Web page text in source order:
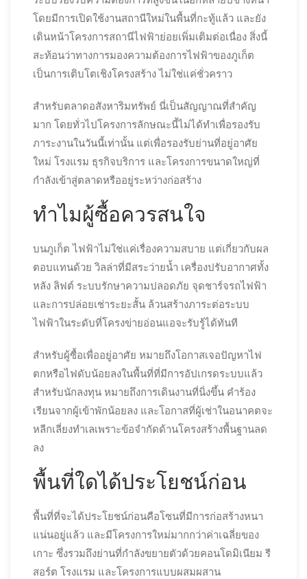
โดยมีการเปิดใช้งานสถานีใหม่ในพื้นที่กะทู้แล้ว และยัง
เดินหน้าโครงการสถานีไฟฟ้าย่อยเพิ่มเติมต่อเนื่อง สิ่งนี้
สะท้อนว่าทางการมองความต้องการไฟฟ้าของภูเก็ต
เป็นการเติบโตเชิงโครงสร้าง ไม่ใช่แค่ชั่วคราว
สำหรับตลาดอสังหาริมทรัพย์ นี่เป็นสัญญาณที่สำคัญ
มาก โดยทั่วไปโครงการลักษณะนี้ไม่ได้ทำเพื่อรองรับ
ภาระงานในวันนี้เท่านั้น แต่เพื่อรองรับย่านที่อยู่อาศัย
ใหม่ โรงแรม ธุรกิจบริการ และโครงการขนาดใหญ่ที่
กำลังเข้าสู่ตลาดหรืออยู่ระหว่างก่อสร้าง
ทำไมผู้ซื้อควรสนใจ
บนภูเก็ต ไฟฟ้าไม่ใช่แค่เรื่องความสบาย แต่เกี่ยวกับผล
ตอบแทนด้วย วิลล่าที่มีสระว่ายน้ำ เครื่องปรับอากาศทั้ง
หลัง ลิฟต์ ระบบรักษาความปลอดภัย จุดชาร์จรถไฟฟ้า
และการปล่อยเช่าระยะสั้น ล้วนสร้างภาระต่อระบบ
ไฟฟ้าในระดับที่โครงข่ายอ่อนแอจะรับรู้ได้ทันที
สำหรับผู้ซื้อเพื่ออยู่อาศัย หมายถึงโอกาสเจอปัญหาไฟ
ตกหรือไฟดับน้อยลงในพื้นที่ที่มีการอัปเกรดระบบแล้ว
สำหรับนักลงทุน หมายถึงการเดินงานที่นิ่งขึ้น คำร้อง
เรียนจากผู้เข้าพักน้อยลง และโอกาสที่ผู้เช่าในอนาคตจะ
หลีกเลี่ยงทำเลเพราะข้อจำกัดด้านโครงสร้างพื้นฐานลด
ลง
พื้นที่ใดได้ประโยชน์ก่อน
พื้นที่ที่จะได้ประโยชน์ก่อนคือโซนที่มีการก่อสร้างหนา
แน่นอยู่แล้ว และมีโครงการใหม่มากกว่าค่าเฉลี่ยของ
เกาะ ซึ่งรวมถึงย่านที่กำลังขยายตัวด้วยคอนโดมิเนียม รี
สอร์ต โรงแรม และโครงการแบบผสมผสาน